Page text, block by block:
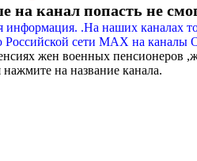
на канал попасть не
.На наших каналах
сети МАХ на каналы
жен военных пенсионеров
на название канала.